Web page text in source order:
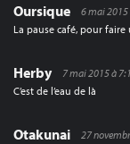
Oursique
6 mai 2015
La pause café, pour
Herby
7 mai 2015 à
C’est de l’eau de là
Otakunai
27